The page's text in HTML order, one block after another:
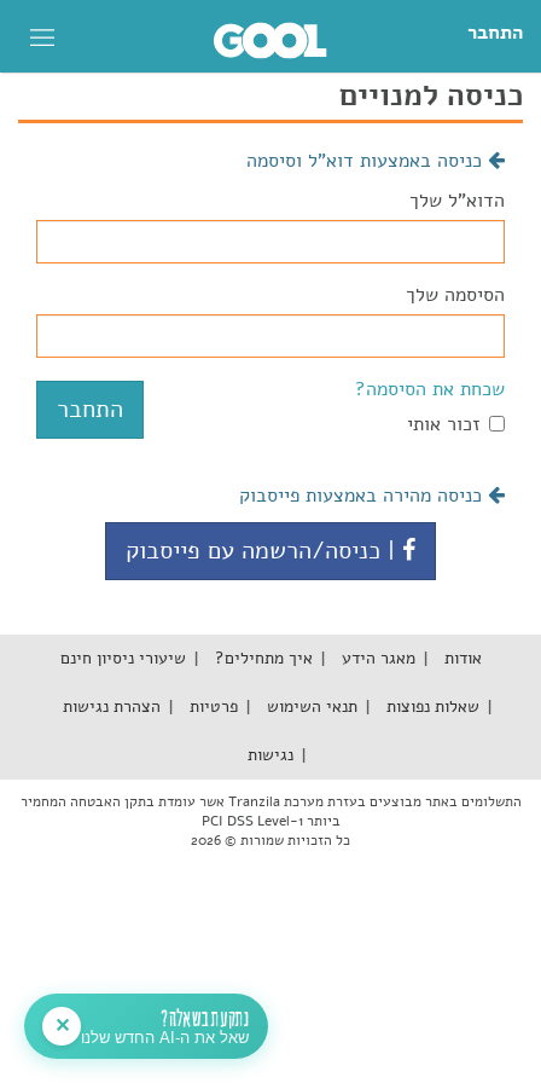
התחבר
כניסה למנויים
כניסה באמצעות דוא"ל וסיסמה
הדוא"ל שלך
הסיסמה שלך
שכחת את הסיסמה?
זכור אותי
כניסה מהירה באמצעות פייסבוק
| כניסה/הרשמה עם פייסבוק
אודות מאגר הידע איך מתחילים? שיעורי ניסיון חינם
שאלות נפוצות תנאי השימוש פרטיות הצהרת נגישות
נגישות
התשלומים באתר מבוצעים בעזרת מערכת Tranzila אשר עומדת בתקן האבטחה המחמיר
ביותר PCI DSS Level-1
כל הזכויות שמורות © 2026
נתקעת בשאלה?
שאל את ה-AI החדש שלנו
✕